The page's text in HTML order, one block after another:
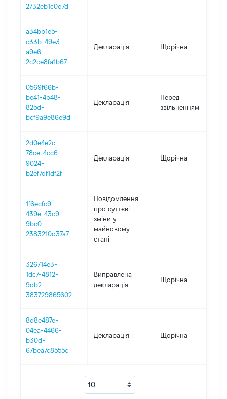
2732eb1c0d7d
a34bb1e5-
c33b-49e3-
a9e6-
2c2ce8fa1b67
Декларація Щорічна
0569f66b-
be41-4b48-
825d-
bcf9a9e86e9d
Декларація
Перед
звільненням
2d0e4e2d-
78ce-4cc6-
9024-
b2ef7df1df2f
Декларація Щорічна
1f6ecfc9-
439e-43c9-
9bc0-
2383210d37a7
Повідомлення
про суттєві
зміни y
майновому
стані
-
326714e3-
1dc7-4812-
9db2-
383729865602
Виправлена
декларація
Щорічна
8d8e487e-
04ea-4466-
b30d-
67bea7c8555c
Декларація Щорічна